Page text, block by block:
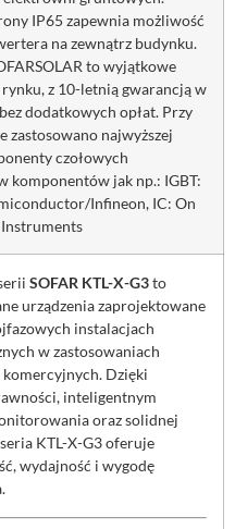
IP65 zapewnia możliwość
na zewnątrz budynku.
to wyjątkowe
z 10-letnią gwarancją w
dodatkowych opłat. Przy
zastosowano najwyższej
czołowych
komponentów jak np.: IGBT:
Infineon, IC: On
Instruments
SOFAR KTL-X-G3to
urządzenia zaprojektowane
instalacjach
w zastosowaniach
Dzięki
inteligentnym
oraz solidnej
KTL-X-G3 oferuje
wydajność i wygodę